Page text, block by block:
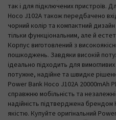
так і для підключених пристроїв.
Hoco J102A також передбачено
чорний колір та компактний
тільки функціональним, але й
Корпус виготовлений з
пошкоджень. Завдяки високій
ідеально підходить для
потужне, надійне та швидке
Power Bank Hoco J102A 20000mAh
справжню мобільність та
надійність підтверджена
якістю. Купуйте оригінальний